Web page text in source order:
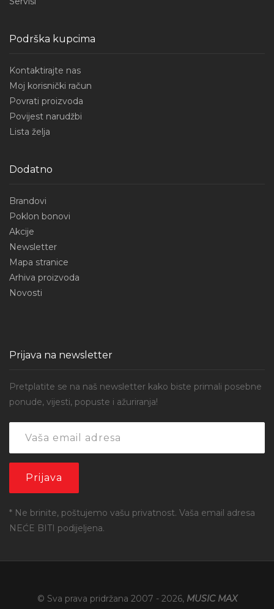
Podrška kupcima
Kontaktirajte nas
Moj korisnički račun
Povrati proizvoda
Povijest narudžbi
Lista želja
Dodatno
Brandovi
Poklon bonovi
Akcije
Newsletter
Mapa stranice
Arhiva proizvoda
Novosti
Prijava na newsletter
Pretplatite se na naš newsletter kako biste primali posebne
ponude, vijesti, popuste i ažuriranja!
* Ne brinite, poštujemo vašu privatnost. Vaša email adresa
NEĆE BITI podijeljena.
© Sva prava pridržana 2007 - 2026, MUSIC MAX